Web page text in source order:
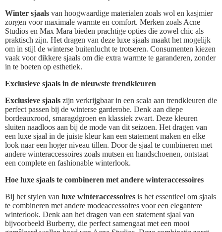
Winter sjaals van hoogwaardige materialen zoals wol en kasjmier
zorgen voor maximale warmte en comfort. Merken zoals Acne
Studios en Max Mara bieden prachtige opties die zowel chic als
praktisch zijn. Het dragen van deze luxe sjaals maakt het mogelijk
om in stijl de winterse buitenlucht te trotseren. Consumenten kiezen
vaak voor dikkere sjaals om die extra warmte te garanderen, zonder
in te boeten op esthetiek.
Exclusieve sjaals in de nieuwste trendkleuren
Exclusieve sjaals zijn verkrijgbaar in een scala aan trendkleuren die
perfect passen bij de winterse garderobe. Denk aan diepe
bordeauxrood, smaragdgroen en klassiek zwart. Deze kleuren
sluiten naadloos aan bij de mode van dit seizoen. Het dragen van
een luxe sjaal in de juiste kleur kan een statement maken en elke
look naar een hoger niveau tillen. Door de sjaal te combineren met
andere winteraccessoires zoals mutsen en handschoenen, ontstaat
een complete en fashionable winterlook.
Hoe luxe sjaals te combineren met andere winteraccessoires
Bij het stylen van luxe winteraccessoires is het essentieel om sjaals
te combineren met andere modeaccessoires voor een elegantere
winterlook. Denk aan het dragen van een statement sjaal van
bijvoorbeeld Burberry, die perfect samengaat met een mooi